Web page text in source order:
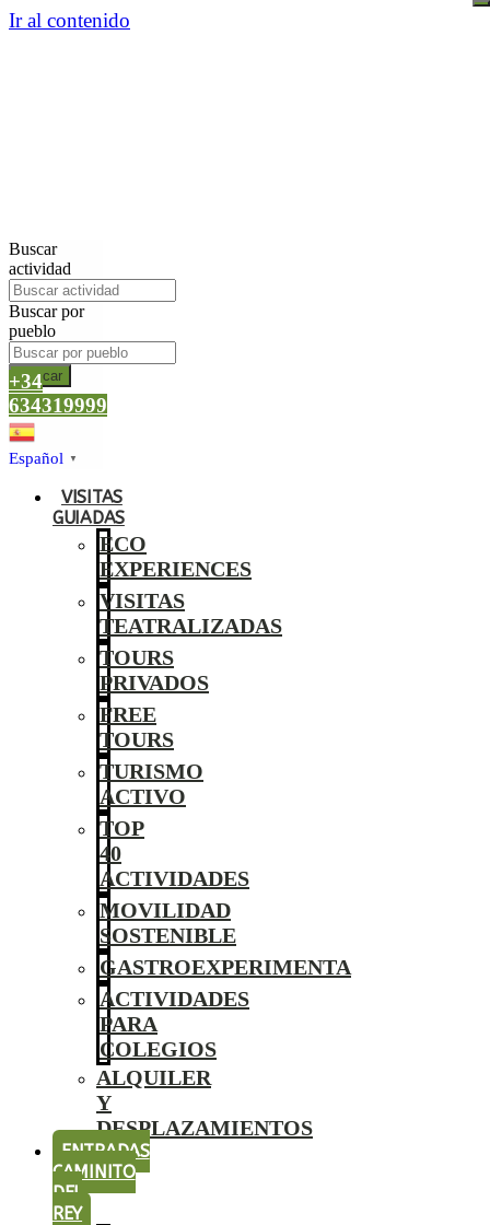
Ir al contenido
Buscar
actividad
Buscar por
pueblo
Buscar
+34
634319999
Español ▼
VISITAS
GUIADAS
ECO
EXPERIENCES
VISITAS
TEATRALIZADAS
TOURS
PRIVADOS
FREE
TOURS
TURISMO
ACTIVO
TOP
40
ACTIVIDADES
MOVILIDAD
SOSTENIBLE
GASTROEXPERIMENTA
ACTIVIDADES
PARA
COLEGIOS
ALQUILER
Y
DESPLAZAMIENTOS
ENTRADAS
CAMINITO
DEL
REY